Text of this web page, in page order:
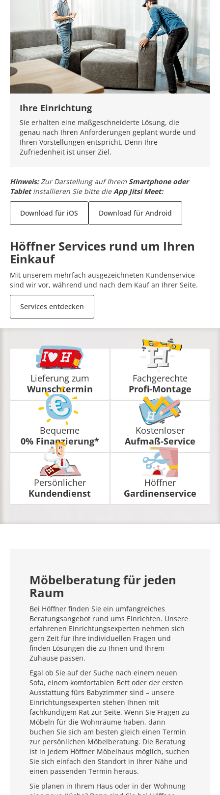
Ihre Einrichtung
Sie erhalten eine maßgeschneiderte Lösung, die
genau nach Ihren Anforderungen geplant wurde und
Ihren Vorstellungen entspricht. Denn Ihre
Zufriedenheit ist unser Ziel.
Hinweis: Zur Darstellung auf Ihrem Smartphone oder
Tabletinstallieren Sie bitte dieApp Jitsi Meet:
Download für iOS Download für Android
Höffner Services rund um Ihren
Einkauf
Mit unserem mehrfach ausgezeichneten Kundenservice
sind wir vor, während und nach dem Kauf an Ihrer Seite.
Services entdecken
Lieferung zum
Wunschtermin
Fachgerechte
Profi-Montage
Bequeme
0% Finanzierung*
Kostenloser
Aufmaß-Service
Persönlicher
Kundendienst
Höffner
Gardinenservice
Möbelberatung für jeden
Raum
Bei Höffner finden Sie ein umfangreiches
Beratungsangebot rund ums Einrichten. Unsere
erfahrenen Einrichtungsexperten nehmen sich
gern Zeit für Ihre individuellen Fragen und
finden Lösungen die zu Ihnen und Ihrem
Zuhause passen.
Egal ob Sie auf der Suche nach einem neuen
Sofa, einem komfortablen Bett oder der ersten
Ausstattung fürs Babyzimmer sind – unsere
Einrichtungsexperten stehen Ihnen mit
fachkundigem Rat zur Seite. Wenn Sie Fragen zu
Möbeln für die Wohnräume haben, dann
buchen Sie sich am besten gleich einen Termin
zur persönlichen Möbelberatung. Die Beratung
ist in jedem Höffner Möbelhaus möglich, suchen
Sie sich einfach den Standort in Ihrer Nähe und
einen passenden Termin heraus.
Sie planen in Ihrem Haus oder in der Wohnung